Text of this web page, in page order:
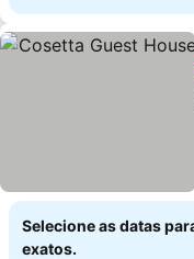
Selecione as datas
exatos.